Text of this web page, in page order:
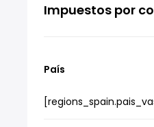
Impuestos por
País